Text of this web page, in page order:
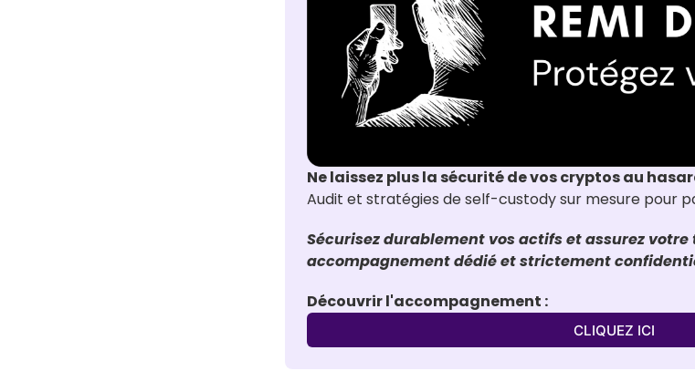
Ne laissez plus la sécurité de vos cryptos au
Audit et stratégies de self-custody sur mesure pour
Sécurisez durablement vos actifs et assurez
accompagnement dédié et strictement
Découvrir l'accompagnement :
CLIQUEZ ICI